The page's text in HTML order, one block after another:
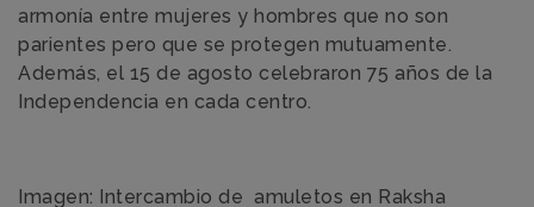
armonía entre mujeres y hombres que no son
parientes pero que se protegen mutuamente.
Además, el 15 de agosto celebraron 75 años de la
Independencia en cada centro.
Imagen: Intercambio de amuletos en Raksha